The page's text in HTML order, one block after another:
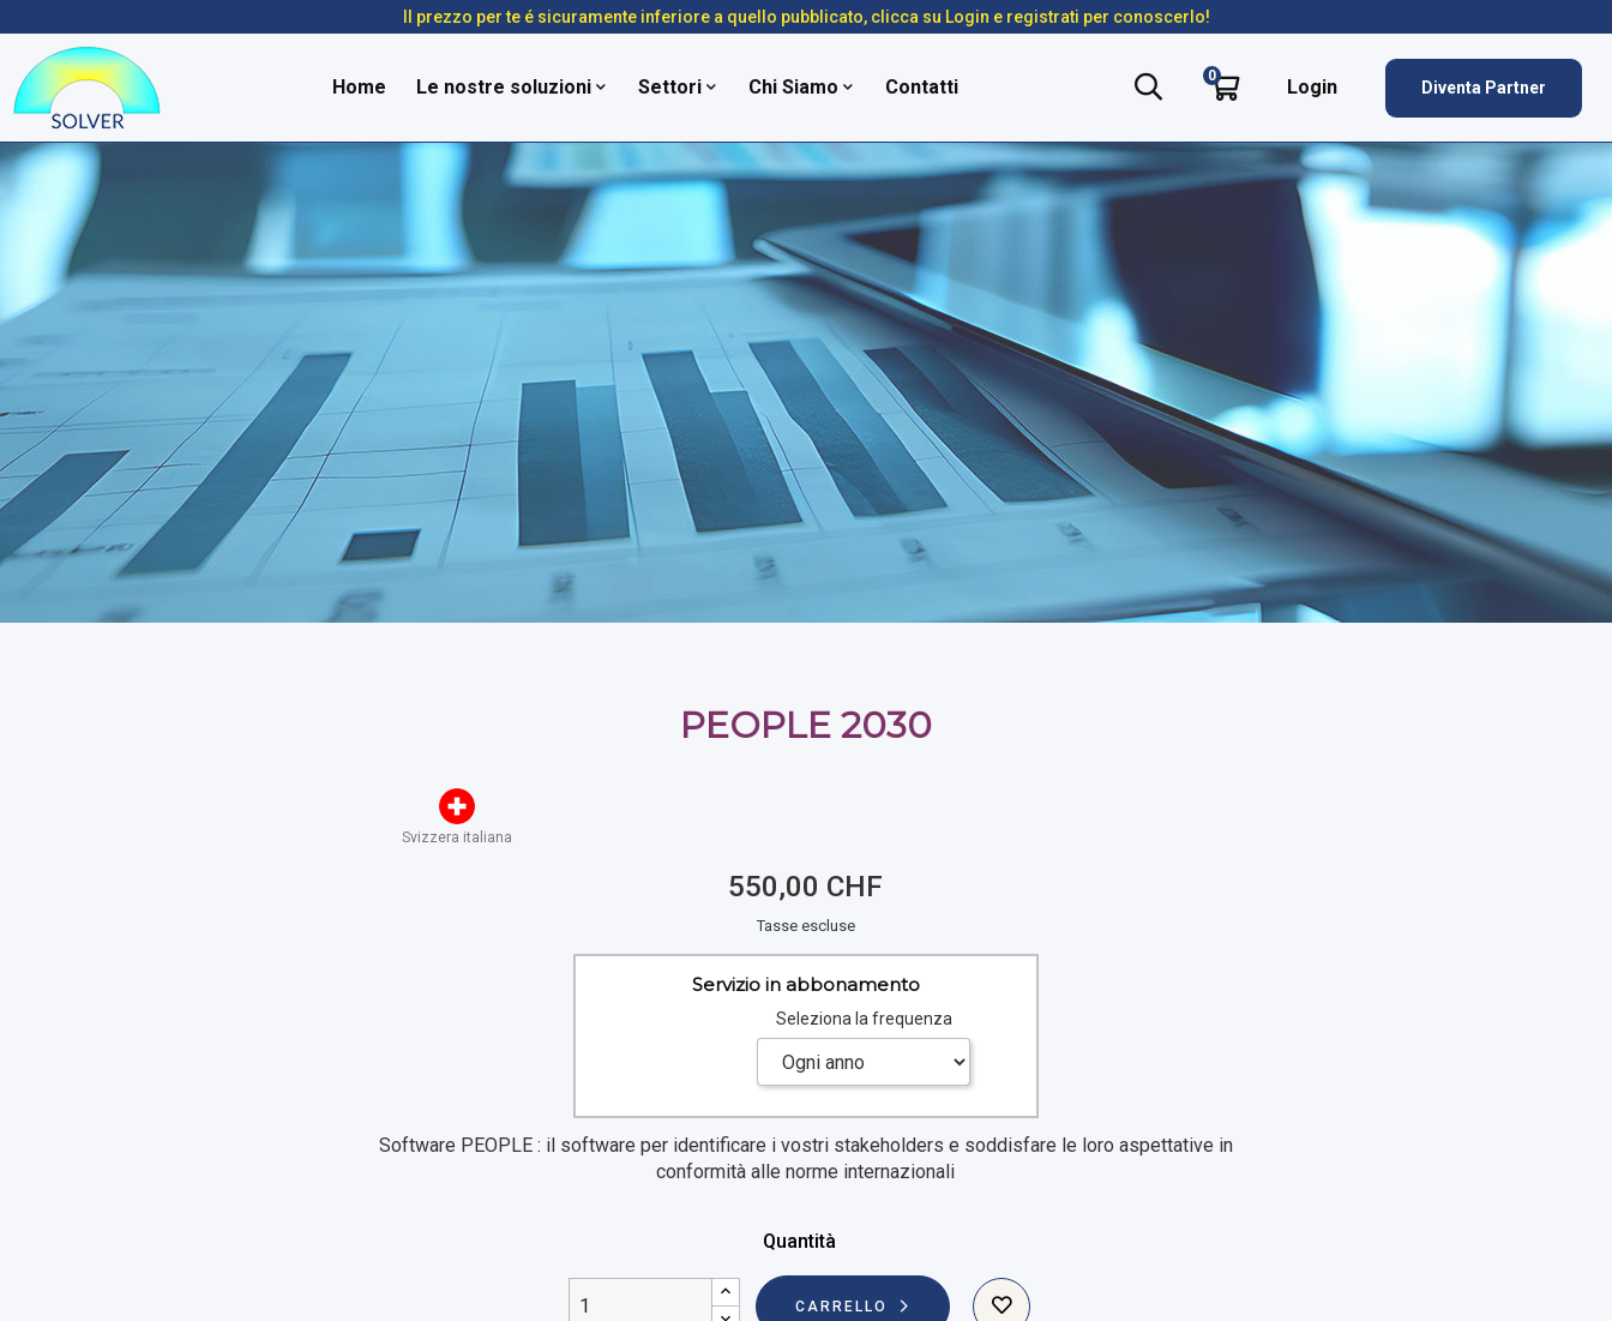
Il prezzo per te é sicuramente inferiore a quello pubblicato, clicca su Login e registrati per conoscerlo!
Home Le nostre soluzioni Settori Chi Siamo Contatti 0 Login Diventa Partner
PEOPLE 2030
Svizzera italiana
550,00 CHF
Tasse escluse
Servizio in abbonamento
Seleziona la frequenza
Software PEOPLE : il software per identificare i vostri stakeholders e soddisfare le loro aspettative in
conformità alle norme internazionali
Quantità
CARRELLO